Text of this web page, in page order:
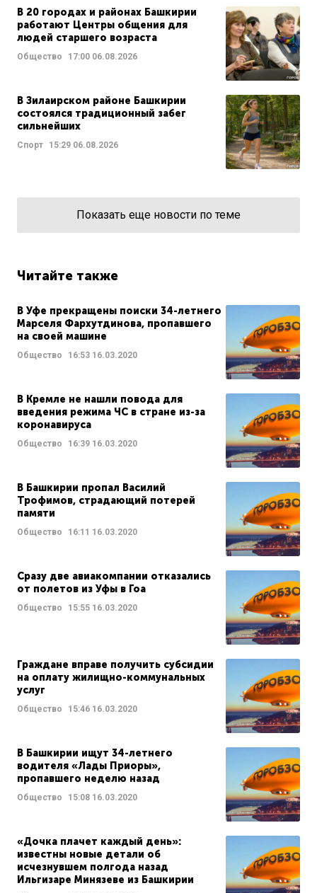
В 20 городах и районах Башкирии
работают Центры общения для
людей старшего возраста
Общество 17:00 06.08.2026
В Зилаирском районе Башкирии
состоялся традиционный забег
сильнейших
Спорт 15:29 06.08.2026
Показать еще новости по теме
Читайте также
В Уфе прекращены поиски 34-летнего
Марселя Фархутдинова, пропавшего
на своей машине
Общество 16:53 16.03.2020
В Кремле не нашли повода для
введения режима ЧС в стране из-за
коронавируса
Общество 16:39 16.03.2020
В Башкирии пропал Василий
Трофимов, страдающий потерей
памяти
Общество 16:11 16.03.2020
Сразу две авиакомпании отказались
от полетов из Уфы в Гоа
Общество 15:55 16.03.2020
Граждане вправе получить субсидии
на оплату жилищно-коммунальных
услуг
Общество 15:46 16.03.2020
В Башкирии ищут 34-летнего
водителя «Лады Приоры»,
пропавшего неделю назад
Общество 15:08 16.03.2020
«Дочка плачет каждый день»:
известны новые детали об
исчезнувшем полгода назад
Ильгизаре Минязеве из Башкирии